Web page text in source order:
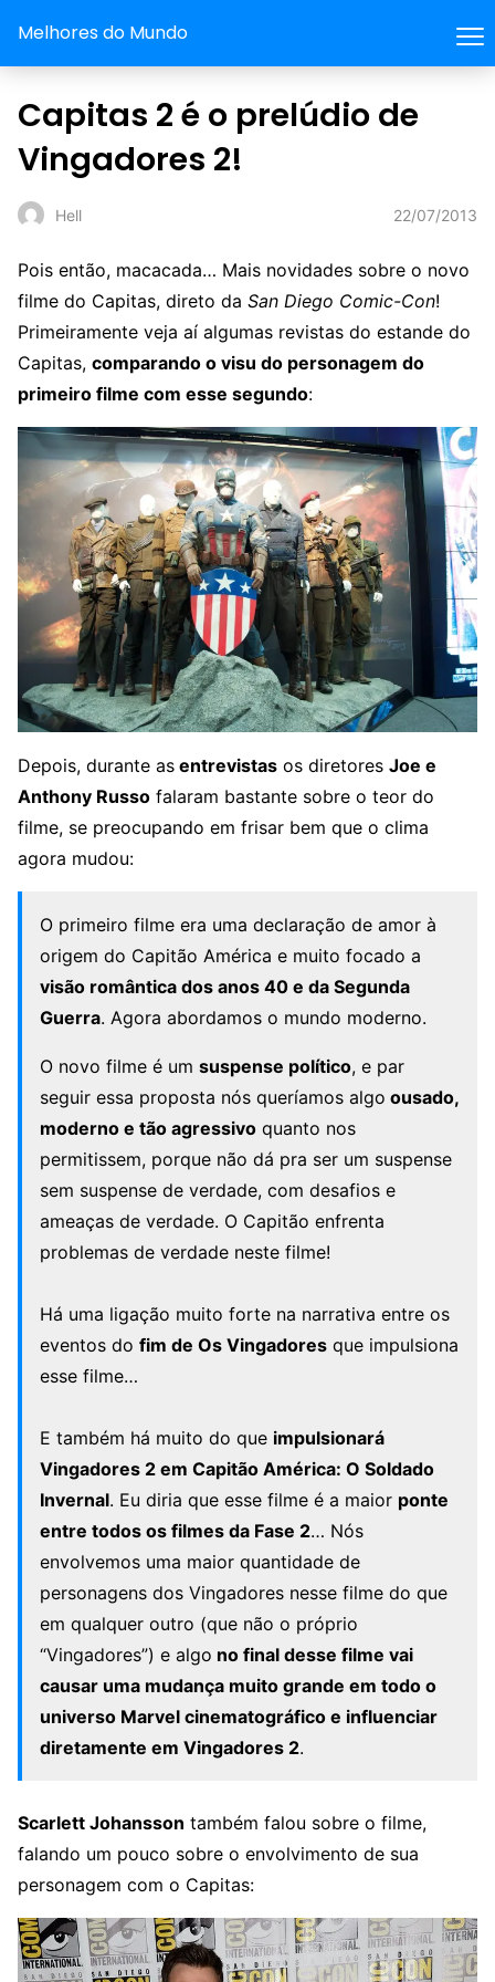
Melhores do Mundo
Capitas 2 é o prelúdio de
Vingadores 2!
Hell 22/07/2013
Pois então, macacada… Mais novidades sobre o novo
filme do Capitas, direto da San Diego Comic-Con!
Primeiramente veja aí algumas revistas do estande do
Capitas, comparando o visu do personagem do
primeiro filme com esse segundo:
Depois, durante as entrevistas os diretores Joe e
Anthony Russo falaram bastante sobre o teor do
filme, se preocupando em frisar bem que o clima
agora mudou:
O primeiro filme era uma declaração de amor à
origem do Capitão América e muito focado a
visão romântica dos anos 40 e da Segunda
Guerra. Agora abordamos o mundo moderno.
O novo filme é um suspense político, e par
seguir essa proposta nós queríamos algo ousado,
moderno e tão agressivo quanto nos
permitissem, porque não dá pra ser um suspense
sem suspense de verdade, com desafios e
ameaças de verdade. O Capitão enfrenta
problemas de verdade neste filme!
Há uma ligação muito forte na narrativa entre os
eventos do fim de Os Vingadores que impulsiona
esse filme…
E também há muito do que impulsionará
Vingadores 2 em Capitão América: O Soldado
Invernal. Eu diria que esse filme é a maior ponte
entre todos os filmes da Fase 2… Nós
envolvemos uma maior quantidade de
personagens dos Vingadores nesse filme do que
em qualquer outro (que não o próprio
“Vingadores”) e algo no final desse filme vai
causar uma mudança muito grande em todo o
universo Marvel cinematográfico e influenciar
diretamente em Vingadores 2.
Scarlett Johansson também falou sobre o filme,
falando um pouco sobre o envolvimento de sua
personagem com o Capitas: